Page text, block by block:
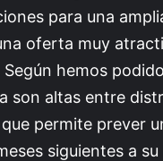
para una
oferta muy
hemos
son altas entre
permite prever
siguientes a